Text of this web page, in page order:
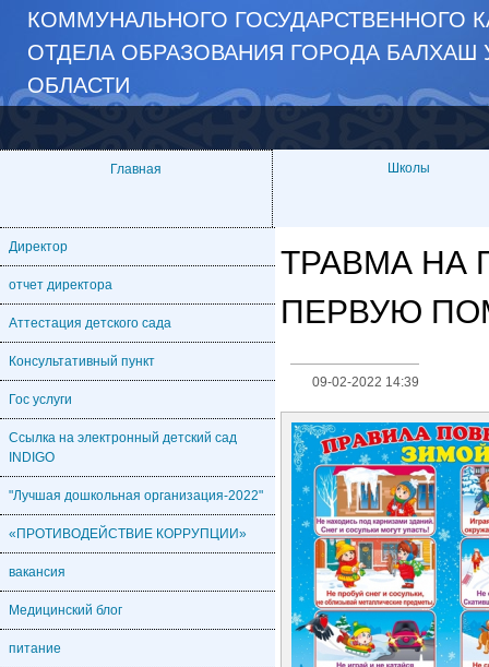
КОММУНАЛЬНОГО ГОСУДАРСТВЕННОГО
ОТДЕЛА ОБРАЗОВАНИЯ ГОРОДА БАЛХАШ
ОБЛАСТИ
Главная Школы
Директор
отчет директора
Аттестация детского сада
Консультативный пункт
Гос услуги
Ссылка на электронный детский сад
INDIGO
"Лучшая дошкольная организация-2022"
«ПРОТИВОДЕЙСТВИЕ КОРРУПЦИИ»
вакансия
Медицинский блог
питание
ТРАВМА НА
ПЕРВУЮ
09-02-2022 14:39